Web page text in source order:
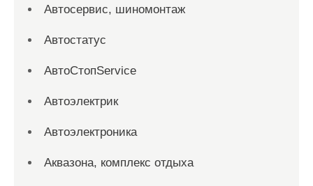
Автосервис, шиномонтаж
Автостатус
АвтоСтопService
Автоэлектрик
Автоэлектроника
Аквазона, комплекс отдыха